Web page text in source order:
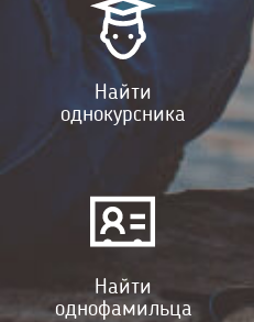
Найти
однокурсника
Найти
однофамильца